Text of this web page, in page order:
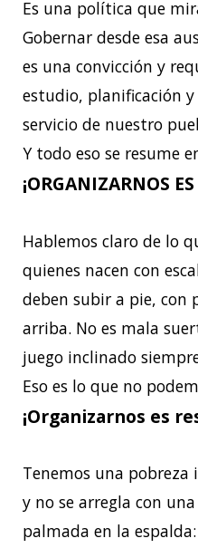
Es una política que
Gobernar desde esa
es una convicción y
estudio, planificación
servicio de nuestro
Y todo eso se resume
¡ORGANIZARNOS
Hablemos claro de lo
quienes nacen con
deben subir a pie, con
arriba. No es mala
juego inclinado
Eso es lo que no
¡Organizarnos es
Tenemos una
y no se arregla con
palmada en la